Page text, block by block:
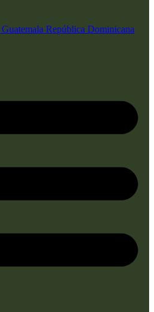
Guatemala República Dominicana